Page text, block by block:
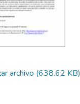
archivo (638.62 KB)